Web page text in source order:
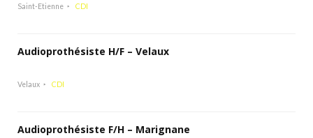
Saint-Etienne CDI
Audioprothésiste H/F – Velaux
Velaux CDI
Audioprothésiste F/H – Marignane